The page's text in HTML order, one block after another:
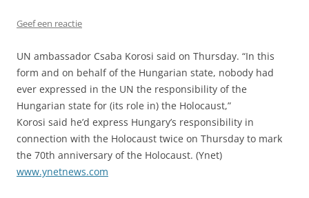
Geef een reactie
UN ambassador Csaba Korosi said on Thursday. “In this
form and on behalf of the Hungarian state, nobody had
ever expressed in the UN the responsibility of the
Hungarian state for (its role in) the Holocaust,”
Korosi said he’d express Hungary’s responsibility in
connection with the Holocaust twice on Thursday to mark
the 70th anniversary of the Holocaust. (Ynet)
www.ynetnews.com